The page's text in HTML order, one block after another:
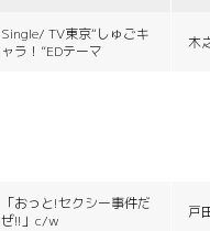
Single/ TV東京“しゅごキ
ャラ！”EDテーマ
木
「おっと!セクシー事件だ
ぜ!!」c/w
戸